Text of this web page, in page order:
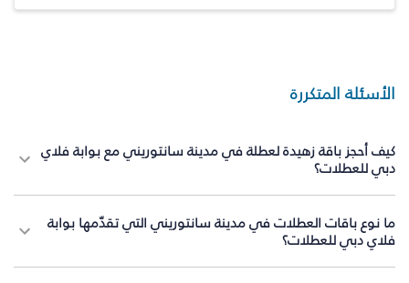
الأسئلة المتكررة
كيف أحجز باقة زهيدة لعطلة في مدينة سانتوريني مع بوابة فلاي
دبي للعطلات؟
ما نوع باقات العطلات في مدينة سانتوريني التي تقدّمها بوابة
فلاي دبي للعطلات؟